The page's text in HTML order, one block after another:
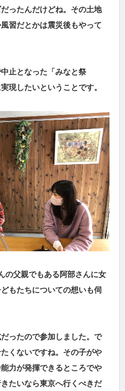
ったんだけどね。その土地
習だとかは震災後もやって
止となった「みなと祭
現したいということです。
の父親でもある阿部さんに女
もたちについての想いも伺
だったので参加しました。で
くないですね。その子がや
力が発揮できるところでや
たいなら東京へ行くべきだ